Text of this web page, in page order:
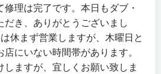
理は完了です。本日もダブ・
だき、ありがとうございまし
休まず営業しますが、木曜日と
にいない時間帯があります。
しますが、宜しくお願い致しま